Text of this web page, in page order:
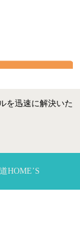
を迅速に解決いた
HOME’S